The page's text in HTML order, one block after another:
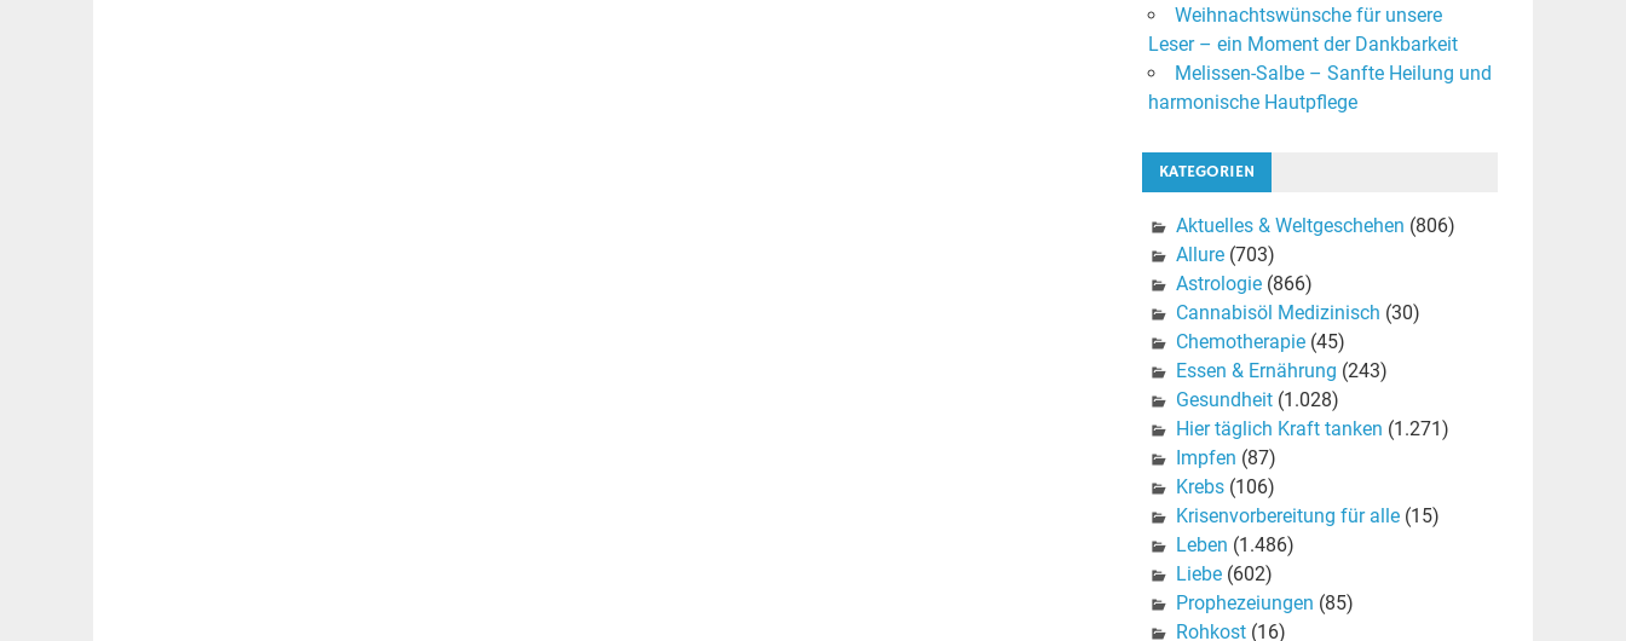
Weihnachtswünsche für unsere
Leser – ein Moment der Dankbarkeit
Melissen-Salbe – Sanfte Heilung und
harmonische Hautpflege
KATEGORIEN
Aktuelles & Weltgeschehen (806)
Allure(703)
Astrologie(866)
Cannabisöl Medizinisch (30)
Chemotherapie(45)
Essen & Ernährung (243)
Gesundheit(1.028)
Hier täglich Kraft tanken (1.271)
Impfen (87)
Krebs(106)
Krisenvorbereitung für alle(15)
Leben (1.486)
Liebe(602)
Prophezeiungen (85)
Rohkost(16)